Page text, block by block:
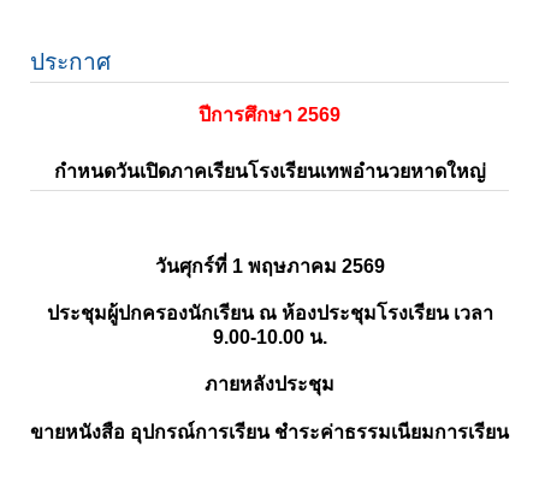
ประกาศ
ปีการศึกษา 2569
กำหนดวันเปิดภาคเรียนโรงเรียนเทพอำนวยหาดใหญ่
วันศุกร์ที่ 1 พฤษภาคม 2569
ประชุมผู้ปกครองนักเรียน ณ ห้องประชุมโรงเรียน เวลา
9.00-10.00 น.
ภายหลังประชุม
ขายหนังสือ อุปกรณ์การเรียน ชำระค่าธรรมเนียมการเรียน